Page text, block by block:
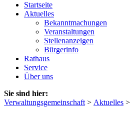
Startseite
Aktuelles
Bekanntmachungen
Veranstaltungen
Stellenanzeigen
Bürgerinfo
Rathaus
Service
Über uns
Sie sind hier:
Verwaltungsgemeinschaft > Aktuelles >